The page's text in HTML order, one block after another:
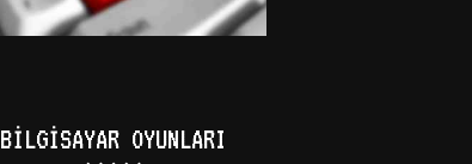
BILGISAYAR OYUNLARI